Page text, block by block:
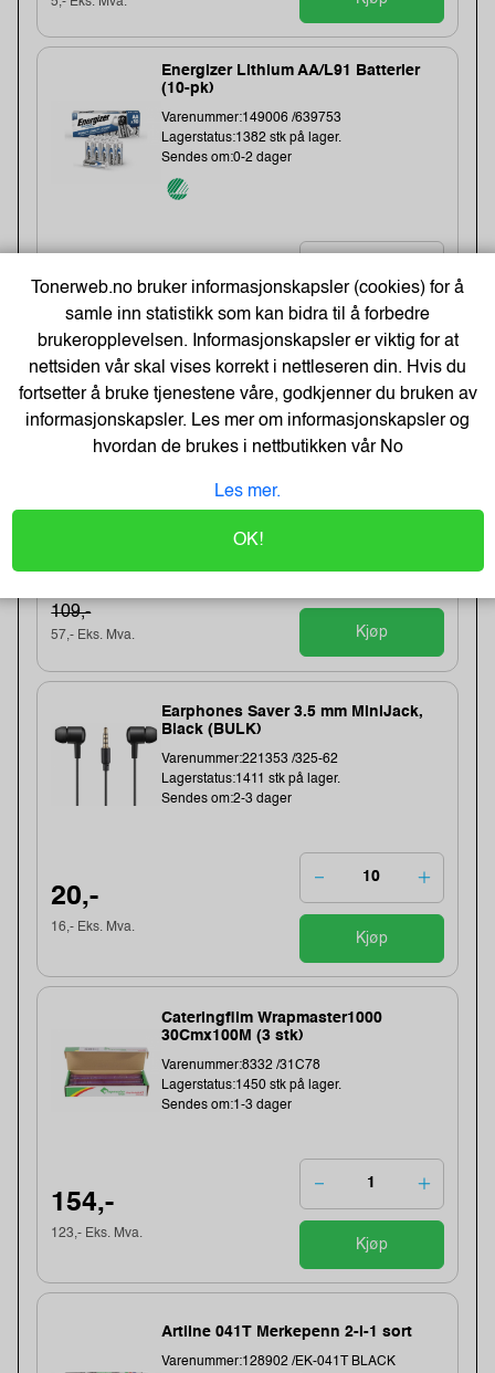
Energizer Lithium AA/L91 Batterier
(10-pk)
Varenummer:149006 /639753
Lagerstatus:1382 stk på lager.
Sendes om:0-2 dager
261,-
209,- Eks. Mva.
-48%
Kopipapir Nøytralt A4 80G (500 ark) -
Bestselger!
Varenummer:329900 /
Sendes om:0-2 dager
71,-
109,-
57,- Eks. Mva. Kjøp
Earphones Saver 3.5 mm MiniJack,
Black (BULK)
Varenummer:221353 /325-62
Lagerstatus:1411 stk på lager.
Sendes om:2-3 dager
20,-
16,- Eks. Mva.
Kjøp
Cateringfilm Wrapmaster1000
30Cmx100M (3 stk)
Varenummer:8332 /31C78
Lagerstatus:1450 stk på lager.
Sendes om:1-3 dager
154,-
123,- Eks. Mva.
Kjøp
Artline 041T Merkepenn 2-i-1 sort
Varenummer:128902 /EK-041T BLACK
Tonerweb.no bruker informasjonskapsler (cookies) for å
samle inn statistikk som kan bidra til å forbedre
brukeropplevelsen. Informasjonskapsler er viktig for at
nettsiden vår skal vises korrekt i nettleseren din. Hvis du
fortsetter å bruke tjenestene våre, godkjenner du bruken av
informasjonskapsler. Les mer om informasjonskapsler og
hvordan de brukes i nettbutikken vårNo
Les mer.
OK!